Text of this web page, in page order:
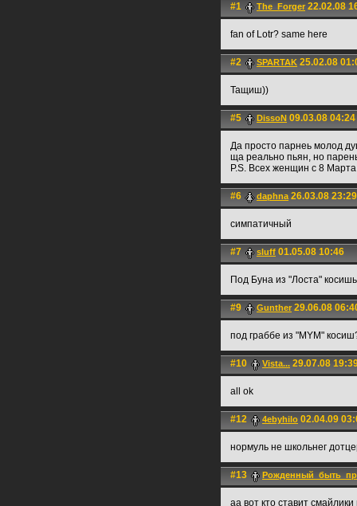
#1 The_Forger 22.02.08
fan of Lotr? same here
#2 SPARTAK 25.02.08
Тащиш))
#5 DissoN 09.03.08 04:24
Да просто парнеь молод
ща реально пьян, но
P.S. Всех женщин с 8
#6 daphna26.03.08 23:29
симпатичный
#7 sluff 01.05.08 10:46
Под Буна из "Лоста"
#9 Gunther 29.06.08
под граббе из "MYM"
#10 Vista... 29.07.08
all ok
#12 4ebyhilo 02.04.09
нормуль не школьнег
#13
аа вот кто ставит